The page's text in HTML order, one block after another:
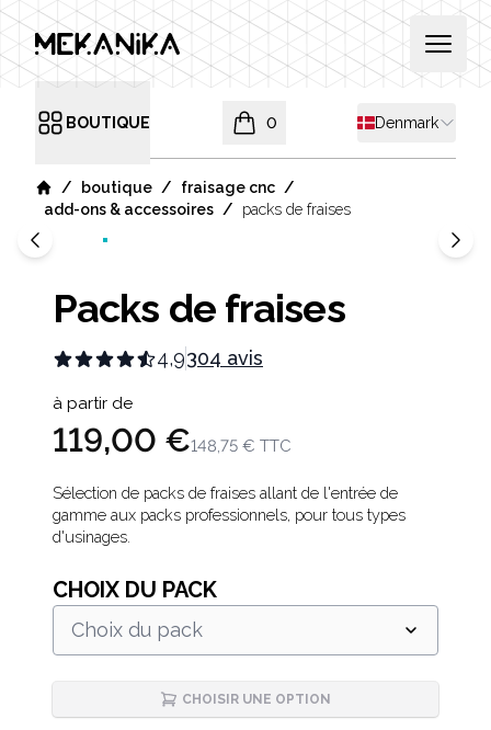
MEKANIKA Open
Open menu
BOUTIQUE Shipping
Denmark
0
items in cart, view bag
Home
/ boutique / fraisage cnc /
add-ons & accessoires / packs de fraises
Packs de fraises
4,9304 avis
Product information
à partir de
119,00 €148,75 € TTC
Description
Sélection de packs de fraises allant de l'entrée de
gamme aux packs professionnels, pour tous types
d'usinages.
CHOIX DU PACK
Choix du pack
CHOISIR UNE OPTION